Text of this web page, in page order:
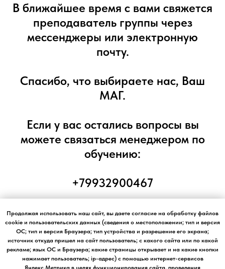
Продолжая использовать наш сайт, вы даете согласие на обработку файлов
cookie и пользовательских данных (сведения о местоположении; тип и версия
ОС; тип и версия Браузера; тип устройства и разрешение его экрана;
источник откуда пришел на сайт пользователь; с какого сайта или по какой
рекламе; язык ОС и Браузера; какие страницы открывает и на какие кнопки
нажимает пользователь; ip-адрес) с помощью интернет-сервисов
В ближайшее время с вами свяжется
преподаватель группы через
мессенджеры или электронную
почту.
Спасибо, что выбираете нас, Ваш
МАГ.
Если у вас остались вопросы вы
можете связаться менеджером по
обучению:
+79932900467
Telegram